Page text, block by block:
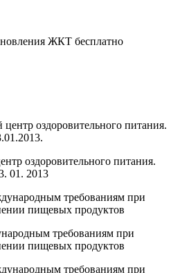
ЖКТ бесплатно
оздоровительного питания.
01. 2013
требованиям при
пищевых продуктов